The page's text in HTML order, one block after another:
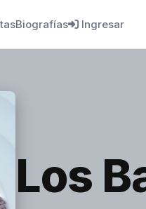
Biografías Ingresar
Los